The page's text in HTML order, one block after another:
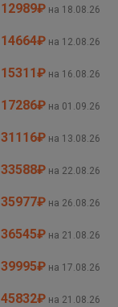
₽ на 18.08.26
₽ на 12.08.26
₽ на 16.08.26
₽ на 01.09.26
₽ на 13.08.26
₽ на 22.08.26
₽ на 26.08.26
₽ на 21.08.26
₽ на 17.08.26
₽ на 21.08.26